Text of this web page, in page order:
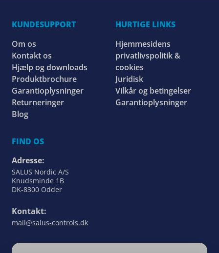
KUNDESUPPORT
Om os
Kontakt os
Hjælp og downloads
Produktbrochure
Garantioplysninger
Returneringer
Blog
HURTIGE LINKS
Hjemmesidens
privatlivspolitik &
cookies
Juridisk
Vilkår og betingelser
Garantioplysninger
FIND OS
Adresse:
SALUS Nordic A/S
Knudsminde 1B
DK-8300 Odder
Kontakt:
mail@salus-controls.dk